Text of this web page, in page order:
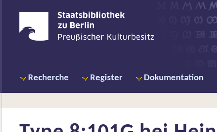
Recherche Register Dokumentation